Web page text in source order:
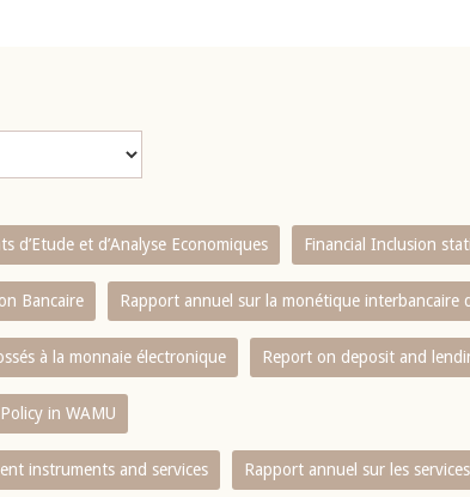
d’Etude et d’Analyse Economiques Financial Inclusion
Bancaire Rapport annuel sur la monétique interbancaire
à la monnaie électronique Report on deposit and
in WAMU
instruments and services Rapport annuel sur les